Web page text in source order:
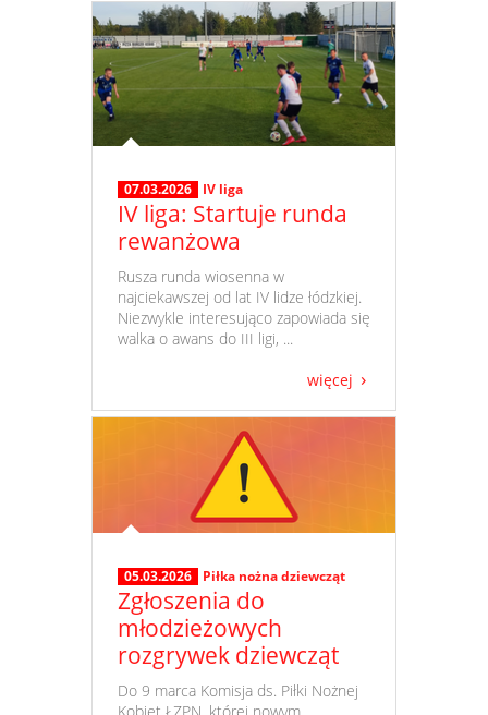
07.03.2026 IV liga
IV liga: Startuje runda
rewanżowa
​ Rusza runda wiosenna w
najciekawszej od lat IV lidze łódzkiej.
Niezwykle interesująco zapowiada się
walka o awans do III ligi, ...
więcej
05.03.2026 Piłka nożna dziewcząt
Zgłoszenia do
młodzieżowych
rozgrywek dziewcząt
​ Do 9 marca Komisja ds. Piłki Nożnej
Kobiet ŁZPN, której nowym